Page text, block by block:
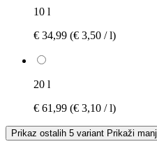
10 l
€ 34,99 (€ 3,50 / l)
20 l
€ 61,99 (€ 3,10 / l)
Prikaz ostalih 5 variant Prikaži manj